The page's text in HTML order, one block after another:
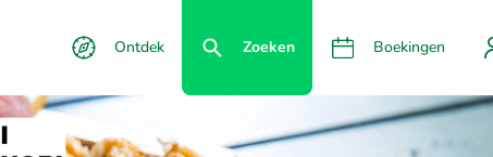
Ontdek Zoeken Boekingen